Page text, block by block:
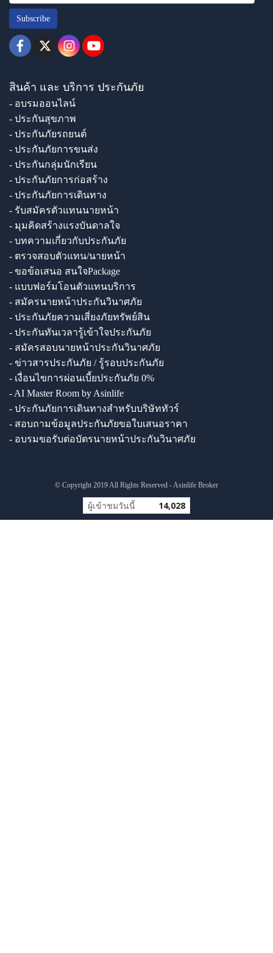
Subscribe
สินค้า และ บริการ ประกันภัย
- อบรมออนไลน์
- ประกันสุขภาพ
- ประกันภัยรถยนต์
- ประกันภัยการขนส่ง
- ประกันกลุ่มนักเรียน
- ประกันภัยการก่อสร้าง
- ประกันภัยการเดินทาง
- รับสมัครตัวแทนนายหน้า
- มุมคิดสร้างแรงบันดาลใจ
- บทความเกี่ยวกับประกันภัย
- ตรวจสอบตัวแทน/นายหน้า
- ขอข้อเสนอ สนใจPackage
- แบบฟอร์มโอนตัวแทนบริการ
- สมัครนายหน้าประกันวินาศภัย
- ประกันภัยความเสี่ยงภัยทรัพย์สิน
- ประกันทันเวลารู้เข้าใจประกันภัย
- สมัครสอบนายหน้าประกันวินาศภัย
- ข่าวสารประกันภัย / รู้รอบประกันภัย
- เงื่อนไขการผ่อนเบี้ยประกันภัย 0%
- AI Master Room by Asinlife
- ประกันภัยการเดินทางสำหรับบริษัททัวร์
- สอบถามข้อมูลประกันภัยขอใบเสนอราคา
- อบรมขอรับต่อบัตรนายหน้าประกันวินาศภัย
© Copyright 2019 All Rights Reserved - Asinlife Broker
ผู้เข้าชมวันนี้ 14,028